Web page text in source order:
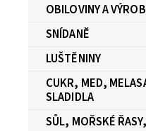
OBILOVINY A
SNÍDANĚ
LUŠTĚNINY
CUKR, MED,
SLADIDLA
SŮL, MOŘSKÉ